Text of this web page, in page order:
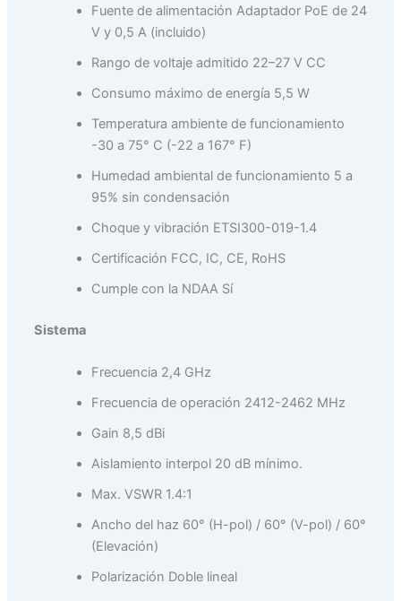
Fuente de alimentación Adaptador PoE de 24
V y 0,5 A (incluido)
Rango de voltaje admitido 22–27 V CC
Consumo máximo de energía 5,5 W
Temperatura ambiente de funcionamiento
-30 a 75° C (-22 a 167° F)
Humedad ambiental de funcionamiento 5 a
95% sin condensación
Choque y vibración ETSI300-019-1.4
Certificación FCC, IC, CE, RoHS
Cumple con la NDAA Sí
Sistema
Frecuencia 2,4 GHz
Frecuencia de operación 2412-2462 MHz
Gain 8,5 dBi
Aislamiento interpol 20 dB mínimo.
Max. VSWR 1.4:1
Ancho del haz 60° (H-pol) / 60° (V-pol) / 60°
(Elevación)
Polarización Doble lineal